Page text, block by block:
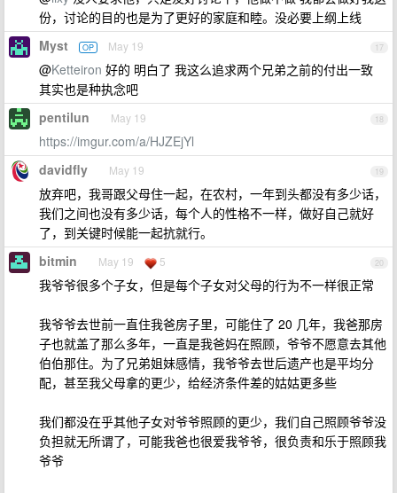
份，讨论的目的也是为了更好的家庭和睦。没必要上纲上线
17
Myst OP May 19
@Ketteiron 好的 明白了 我这么追求两个兄弟之前的付出一致
其实也是种执念吧
18
pentilun May 19
https://imgur.com/a/HJZEjYl
19
davidfly May 19
放弃吧，我哥跟父母住一起，在农村，一年到头都没有多少话，
我们之间也没有多少话，每个人的性格不一样，做好自己就好
了，到关键时候能一起抗就行。
20
bitmin May 19 5
我爷爷很多个子女，但是每个子女对父母的行为不一样很正常
我爷爷去世前一直住我爸房子里，可能住了 20 几年，我爸那房
子也就盖了那么多年，一直是我爸妈在照顾，爷爷不愿意去其他
伯伯那住。为了兄弟姐妹感情，我爷爷去世后遗产也是平均分
配，甚至我父母拿的更少，给经济条件差的姑姑更多些
我们都没在乎其他子女对爷爷照顾的更少，我们自己照顾爷爷没
负担就无所谓了，可能我爸也很爱我爷爷，很负责和乐于照顾我
爷爷